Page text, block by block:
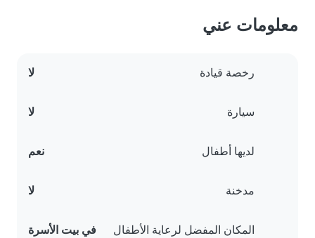
معلومات عني
رخصة قيادة لا
سيارة لا
لديها أطفال نعم
مدخنة لا
المكان المفضل لرعاية الأطفال في بيت الأسرة